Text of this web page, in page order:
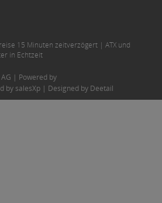
15 Minuten zeitverzögert | ATX und
in Echtzeit
| Powered by
by salesXp | Designed by Deetail